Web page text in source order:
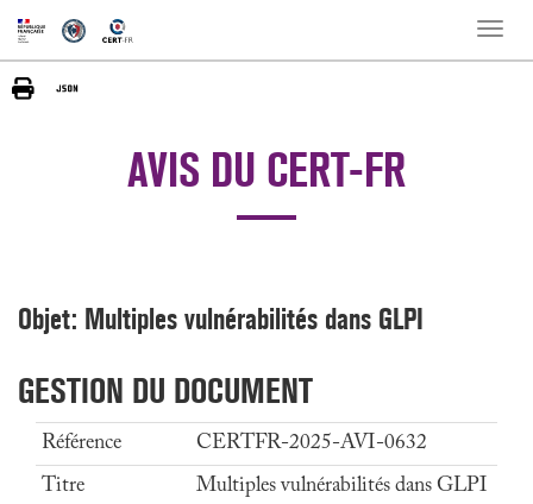
Toggle
AVIS DU CERT-FR
Objet: Multiples vulnérabilités dans GLPI
GESTION DU DOCUMENT
Référence
CERTFR-2025-AVI-0632
Titre
Multiples vulnérabilités dans GLPI